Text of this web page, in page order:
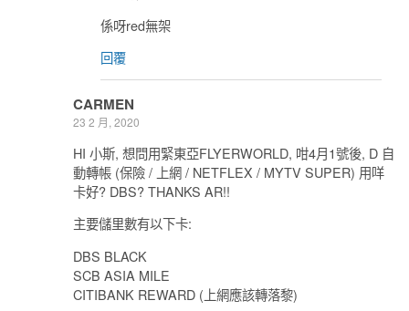
係呀red無架
回覆
CARMEN
23 2 月, 2020
HI 小斯, 想問用緊東亞FLYERWORLD, 咁4月1號後, D 自
動轉帳 (保險 / 上網 / NETFLEX / MYTV SUPER) 用咩
卡好? DBS? THANKS AR!!
主要儲里數有以下卡:
DBS BLACK
SCB ASIA MILE
CITIBANK REWARD (上網應該轉落黎)